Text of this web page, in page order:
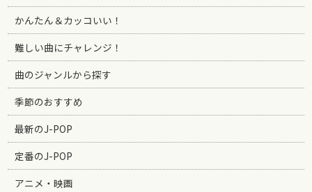
かんたん＆カッコいい！
難しい曲にチャレンジ！
曲のジャンルから探す
季節のおすすめ
最新のJ-POP
定番のJ-POP
アニメ・映画